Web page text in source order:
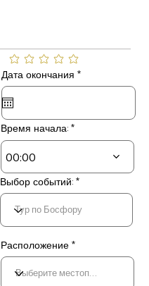
Еще нет оценок
Дата окончания *r
e
r
d
Время начала:
00:00
Выбор событий:
Расположение *